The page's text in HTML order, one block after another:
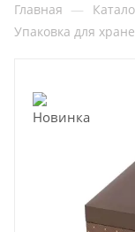
Главная —
Упаковка для